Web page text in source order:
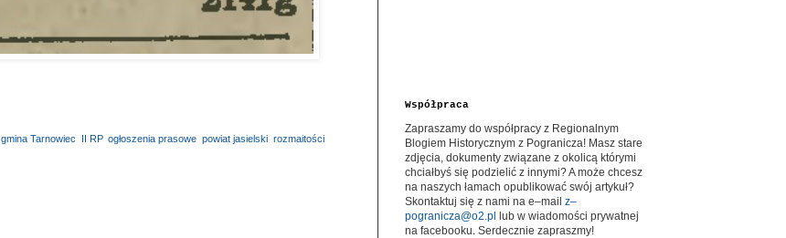
gmina Tarnowiec II RP, ogłoszenia prasowe powiat jasielski rozmaitości
Współpraca
Zapraszamy do współpracy z Regionalnym
Blogiem Historycznym z Pogranicza! Masz stare
zdjęcia, dokumenty związane z okolicą którymi
chciałbyś się podzielić z innymi? A może chcesz
na naszych łamach opublikować swój artykuł?
Skontaktuj się z nami na e–mail z–
pogranicza@o2.pl
lub w wiadomości prywatnej
na facebooku. Serdecznie zapraszmy!